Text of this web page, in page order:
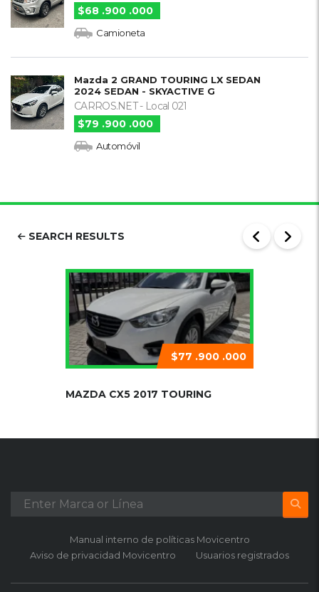
$68 .900 .000
Camioneta
Mazda 2 GRAND TOURING LX SEDAN
2024 SEDAN - SKYACTIVE G
CARROS.NET - Local 021
$79 .900 .000
Automóvil
SEARCH RESULTS
$77 .900 .000
MAZDA CX5 2017 TOURING
Manual interno de políticas Movicentro
Aviso de privacidad Movicentro
Usuarios registrados